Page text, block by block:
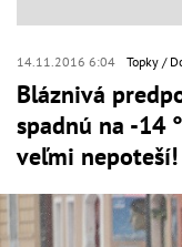
14.11.2016 6:04 Topky
Bláznivá
spadnú na -14
veľmi nepoteší!